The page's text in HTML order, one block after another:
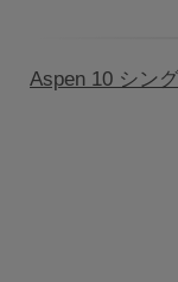
Aspen 10 シン